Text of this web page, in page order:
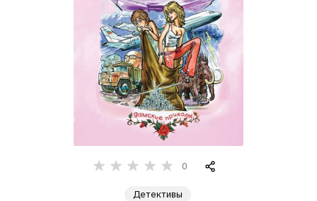
обсуждаемые
0
Детективы